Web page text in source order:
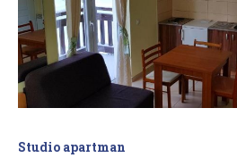
Studio apartman